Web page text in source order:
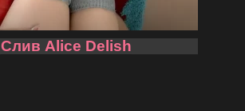
Слив Alice Delish